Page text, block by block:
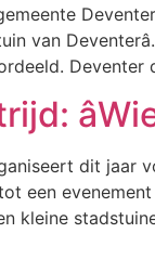
van
dit jaar
een
kleine